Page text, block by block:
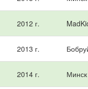
2012 г.
2013 г.
2014 г. Минск